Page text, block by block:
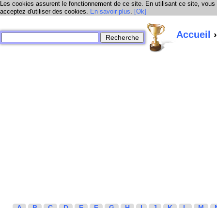
Les cookies assurent le fonctionnement de ce site. En utilisant ce site, vous
acceptez d'utiliser des cookies. En savoir plus. [Ok]
Accueil